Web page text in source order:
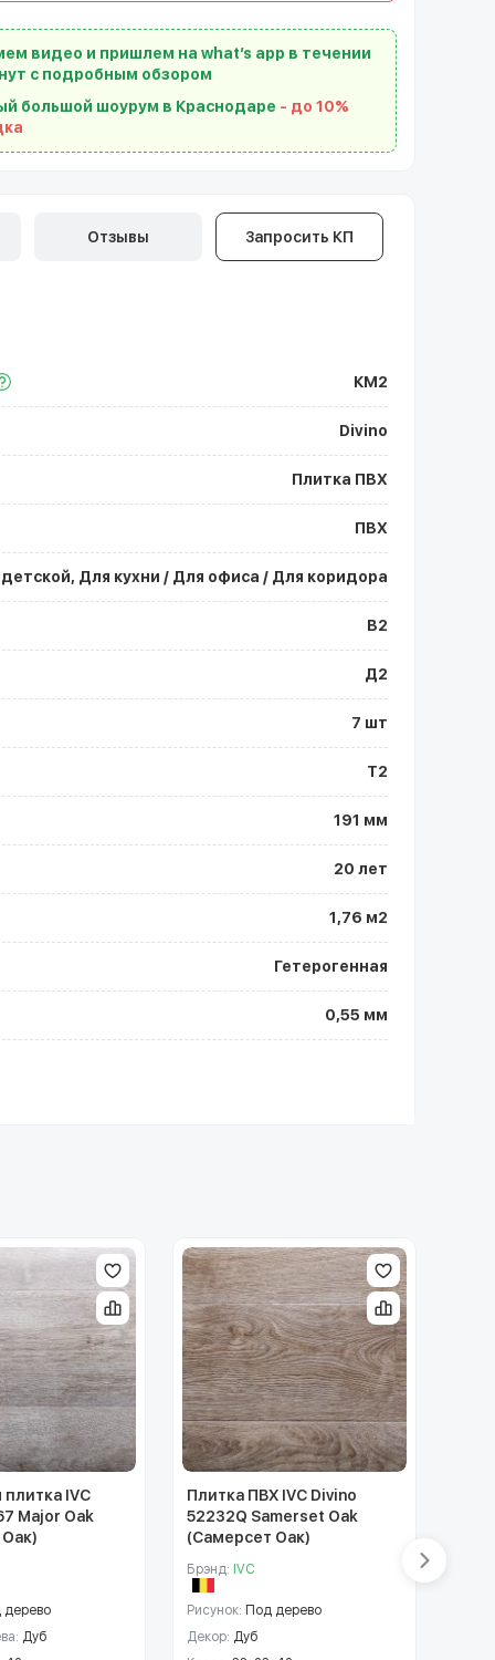
видео и пришлем на what’s app в течении
с подробным обзором
большой шоурум в Краснодаре - до 10%
Отзывы Запросить КП
КМ2
Divino
Плитка ПВХ
ПВХ
Для кухни / Для офиса / Для коридора
В2
Д2
7 шт
Т2
191 мм
20 лет
1,76 м2
Гетерогенная
0,55 мм
IVC
Major Oak
дерево
Дуб
Плитка ПВХ IVC Divino
52232Q Samerset Oak
(Самерсет Оак)
Брэнд: IVC
Рисунок: Под дерево
Декор: Дуб